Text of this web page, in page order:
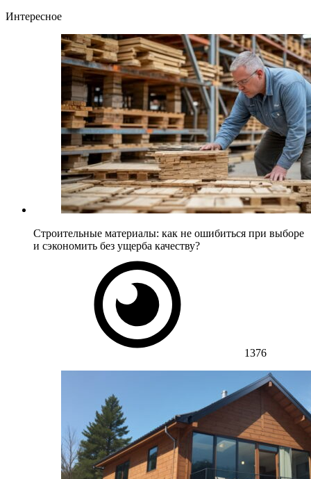
Интересное
Строительные материалы: как не ошибиться при выборе
и сэкономить без ущерба качеству?
1376